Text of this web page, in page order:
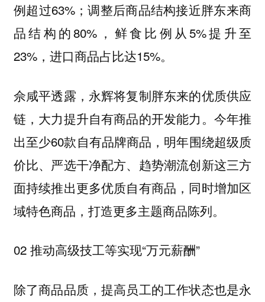
例超过63%；调整后商品结构接近胖东来商
品结构的80%，鲜食比例从5%提升至
23%，进口商品占比达15%。
佘咸平透露，永辉将复制胖东来的优质供应
链，大力提升自有商品的开发能力。今年推
出至少60款自有品牌商品，明年围绕超级质
价比、严选干净配方、趋势潮流创新这三方
面持续推出更多优质自有商品，同时增加区
域特色商品，打造更多主题商品陈列。
02 推动高级技工等实现“万元薪酬”
除了商品品质，提高员工的工作状态也是永